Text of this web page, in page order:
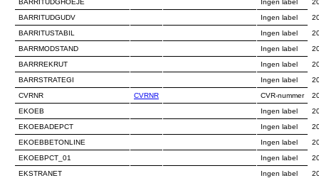
BARRITUDGHOEJE
Ingen label
BARRITUDGUDV
Ingen label
BARRITUSTABIL
Ingen label
BARRMODSTAND
Ingen label
BARRREKRUT
Ingen label
BARRSTRATEGI
Ingen label
CVRNR
CVRNR CVR-nummer
EKOEB
Ingen label
EKOEBADEPCT
Ingen label
EKOEBBETONLINE
Ingen label
EKOEBPCT_01
Ingen label
EKSTRANET
Ingen label